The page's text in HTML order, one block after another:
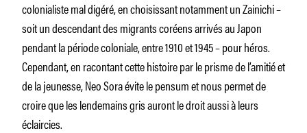
colonialiste mal digéré, en choisissant notamment un Zainichi –
soit un descendant des migrants coréens arrivés au Japon
pendant la période coloniale, entre 1910 et 1945 – pour héros.
Cependant, en racontant cette histoire par le prisme de l’amitié et
de la jeunesse, Neo Sora évite le pensum et nous permet de
croire que les lendemains gris auront le droit aussi à leurs
éclaircies.